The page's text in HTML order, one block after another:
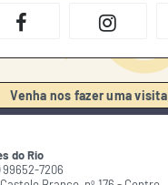
Venha nos fazer uma visita
do Rio
99652-7206